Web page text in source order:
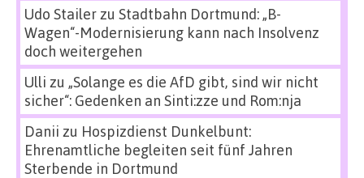
Udo Stailerzu Stadtbahn Dortmund: „B-
Wagen“-Modernisierung kann nach Insolvenz
doch weitergehen
Ulli zu „Solange es die AfD gibt, sind wir nicht
sicher“: Gedenken an Sinti:zze und Rom:nja
Danii zu Hospizdienst Dunkelbunt:
Ehrenamtliche begleiten seit fünf Jahren
Sterbende in Dortmund